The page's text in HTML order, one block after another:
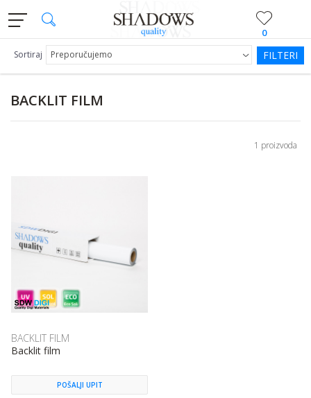
0
BACKLIT FILM
Sortiraj FILTERI
1 proizvoda
BACKLIT FILM
Backlit film
POŠALJI UPIT